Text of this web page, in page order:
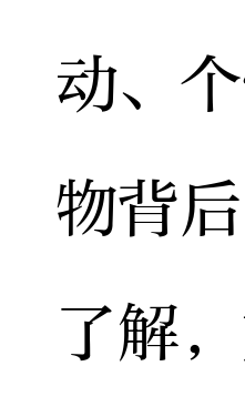
动、
物背
了解